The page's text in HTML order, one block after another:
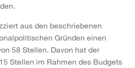
aus den beschriebenen
Gründen einen
58 Stellen. Davon hat der
Stellen im Rahmen des Budgets